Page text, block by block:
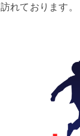
れております。